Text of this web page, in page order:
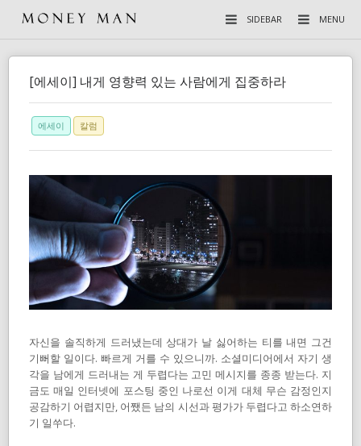
MENU
SIDEBAR
[에세이] 내게 영향력 있는 사람에게 집중하라
에세이 칼럼
자신을 솔직하게 드러냈는데 상대가 날 싫어하는 티를 내면 그건
기뻐할 일이다. 빠르게 거를 수 있으니까. 소셜미디어에서 자기 생
각을 남에게 드러내는 게 두렵다는 고민 메시지를 종종 받는다. 지
금도 매일 인터넷에 포스팅 중인 나로선 이게 대체 무슨 감정인지
공감하기 어렵지만, 어쨌든 남의 시선과 평가가 두렵다고 하소연하
기 일쑤다.